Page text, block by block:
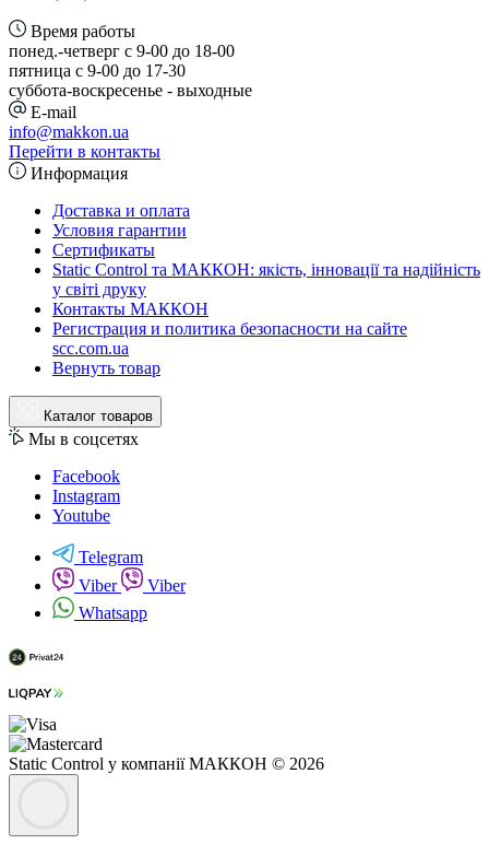
Время работы
понед.-четверг с 9-00 до 18-00
пятница с 9-00 до 17-30
cуббота-воскресенье - выходные
E-mail
info@makkon.ua
Перейти в контакты
Информация
Доставка и оплата
Условия гарантии
Сертификаты
Static Control та МАККОН: якість, інновації та надійність
у світі друку
Контакты МАККОН
Регистрация и политика безопасности на сайте
scc.com.ua
Вернуть товар
Каталог товаров
Мы в соцсетях
Facebook
Instagram
Youtube
Telegram
Viber
Viber
Whatsapp
Static Control у компанії МАККОН © 2026